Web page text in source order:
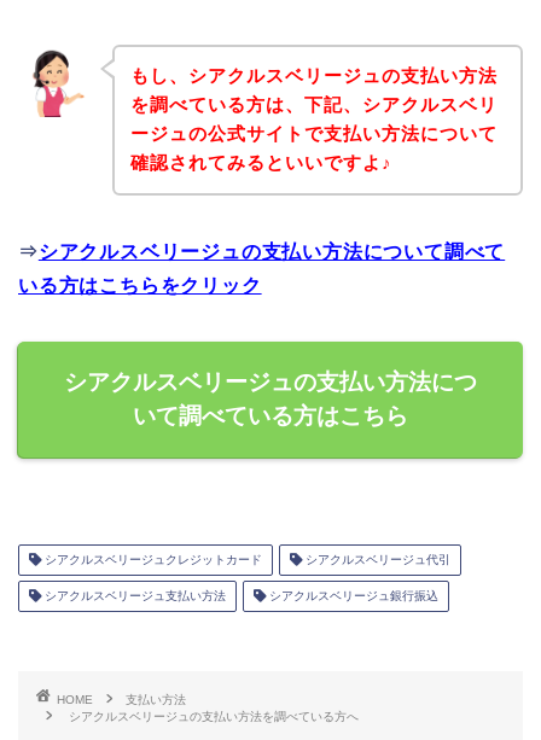
もし、シアクルスベリージュの支払い方法
を調べている方は、下記、シアクルスベリ
ージュの公式サイトで支払い方法について
確認されてみるといいですよ♪
⇒シアクルスベリージュの支払い方法について調べて
いる方はこちらをクリック
シアクルスベリージュの支払い方法につ
いて調べている方はこちら
シアクルスベリージュクレジットカード シアクルスベリージュ代引
シアクルスベリージュ支払い方法 シアクルスベリージュ銀行振込
HOME
支払い方法
シアクルスベリージュの支払い方法を調べている方へ